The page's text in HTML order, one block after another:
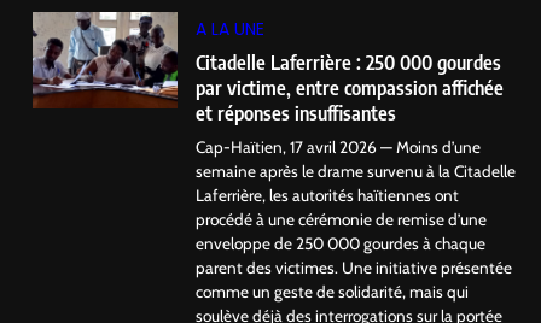
A LA UNE
Citadelle Laferrière : 250 000 gourdes
par victime, entre compassion affichée
et réponses insuffisantes
Cap-Haïtien, 17 avril 2026 — Moins d’une
semaine après le drame survenu à la Citadelle
Laferrière, les autorités haïtiennes ont
procédé à une cérémonie de remise d’une
enveloppe de 250 000 gourdes à chaque
parent des victimes. Une initiative présentée
comme un geste de solidarité, mais qui
soulève déjà des interrogations sur la portée